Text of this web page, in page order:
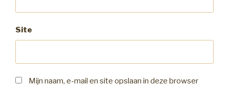
Site
Mijn naam, e-mail en site opslaan in deze browser